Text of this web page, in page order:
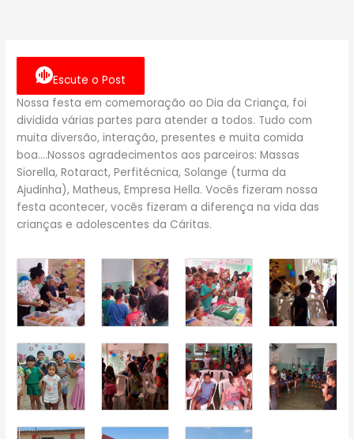
Escute o Post
Nossa festa em comemoração ao Dia da Criança, foi
dividida várias partes para atender a todos. Tudo com
muita diversão, interação, presentes e muita comida
boa….Nossos agradecimentos aos parceiros: Massas
Siorella, Rotaract, Perfitécnica, Solange (turma da
Ajudinha), Matheus, Empresa Hella. Vocês fizeram nossa
festa acontecer, vocês fizeram a diferença na vida das
crianças e adolescentes da Cáritas.